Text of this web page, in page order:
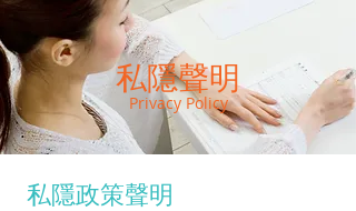
私隱聲明
Privacy Policy
私隱政策聲明